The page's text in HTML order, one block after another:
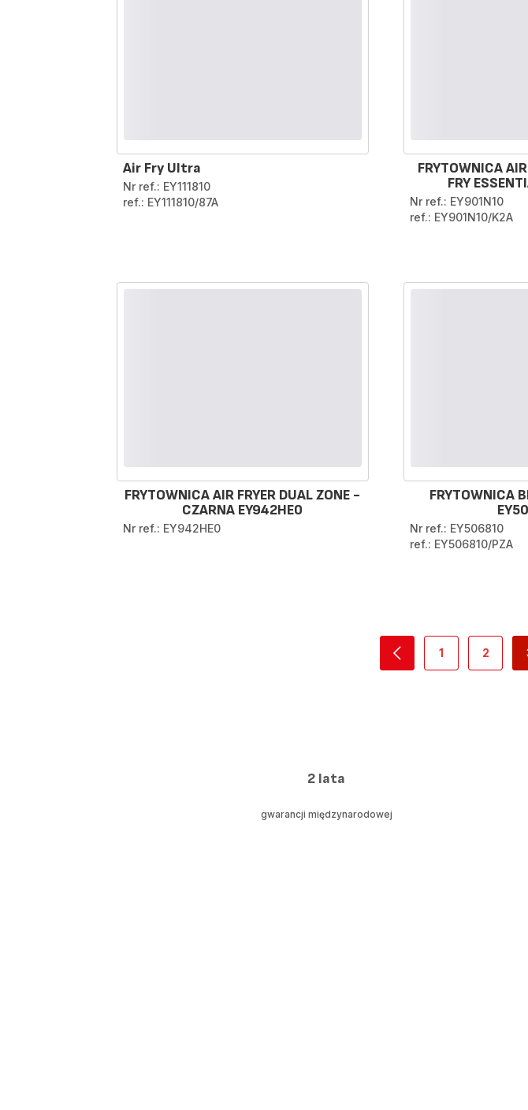
Air Fry Ultra
Nr ref.: EY111810
ref.: EY111810/87A
FRYTOWNICA
FRY
Nr ref.: EY901N10
ref.: EY901N10/K2A
FRYTOWNICA AIR FRYER DUAL ZONE -
CZARNA EY942HE0
Nr ref.: EY942HE0
FRYTOWNICA
Nr ref.: EY506810
ref.: EY506810/PZA
1-
2
-
2 lata
gwarancji międzynarodowej